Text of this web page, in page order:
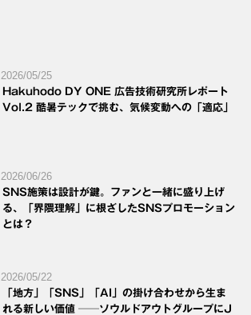
2026/05/25
Hakuhodo DY ONE 広告技術研究所レポート
Vol.2 酷暑テックで挑む、気候変動への「適応」
2026/06/26
SNS施策は設計が鍵。ファンと一緒に盛り上げ
る、「界隈理解」に根ざしたSNSプロモーション
とは？
2026/05/22
「地方」「SNS」「AI」の掛け合わせから生ま
れる新しい価値 ──ソウルドアウトグループにJ